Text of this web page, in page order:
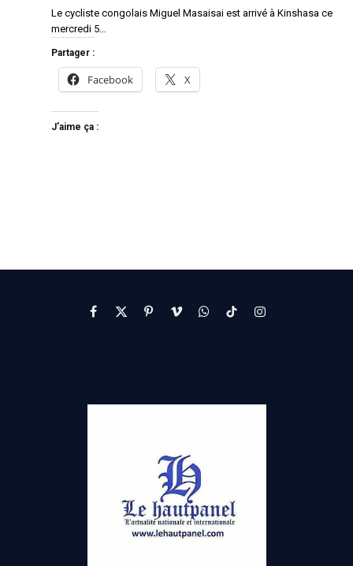
Le cycliste congolais Miguel Masaisai est arrivé à Kinshasa ce
mercredi 5…
Partager :
Facebook X
J’aime ça :
Facebook
X
PinterestVimeoWhatsApp
TikTokInstagram